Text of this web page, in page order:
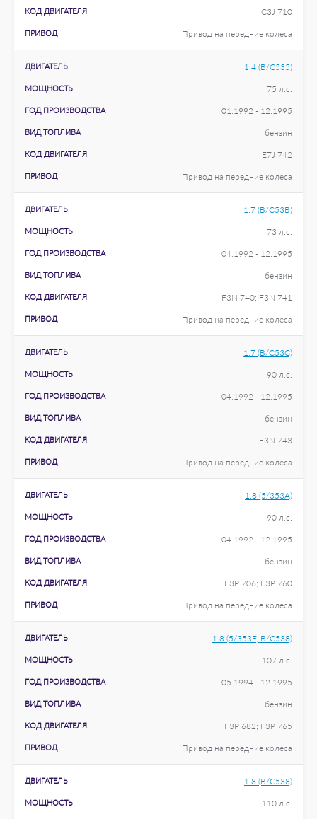
КОД ДВИГАТЕЛЯ C3J 710
ПРИВОД Привод на передние колеса
ДВИГАТЕЛЬ 1.4 (B/C535)
МОЩНОСТЬ 75 л.с.
ГОД ПРОИЗВОДСТВА 01.1992 - 12.1995
ВИД ТОПЛИВА бензин
КОД ДВИГАТЕЛЯ E7J 742
ПРИВОД Привод на передние колеса
ДВИГАТЕЛЬ 1.7 (B/C53B)
МОЩНОСТЬ 73 л.с.
ГОД ПРОИЗВОДСТВА 04.1992 - 12.1995
ВИД ТОПЛИВА бензин
КОД ДВИГАТЕЛЯ F3N 740; F3N 741
ПРИВОД Привод на передние колеса
ДВИГАТЕЛЬ 1.7 (B/C53C)
МОЩНОСТЬ 90 л.с.
ГОД ПРОИЗВОДСТВА 04.1992 - 12.1995
ВИД ТОПЛИВА бензин
КОД ДВИГАТЕЛЯ F3N 743
ПРИВОД Привод на передние колеса
ДВИГАТЕЛЬ 1.8 (5/353A)
МОЩНОСТЬ 90 л.с.
ГОД ПРОИЗВОДСТВА 04.1992 - 12.1995
ВИД ТОПЛИВА бензин
КОД ДВИГАТЕЛЯ F3P 706; F3P 760
ПРИВОД Привод на передние колеса
ДВИГАТЕЛЬ 1.8 (5/353F, B/C538)
МОЩНОСТЬ 107 л.с.
ГОД ПРОИЗВОДСТВА 05.1994 - 12.1995
ВИД ТОПЛИВА бензин
КОД ДВИГАТЕЛЯ F3P 682; F3P 765
ПРИВОД Привод на передние колеса
ДВИГАТЕЛЬ 1.8 (B/C538)
МОЩНОСТЬ 110 л.с.